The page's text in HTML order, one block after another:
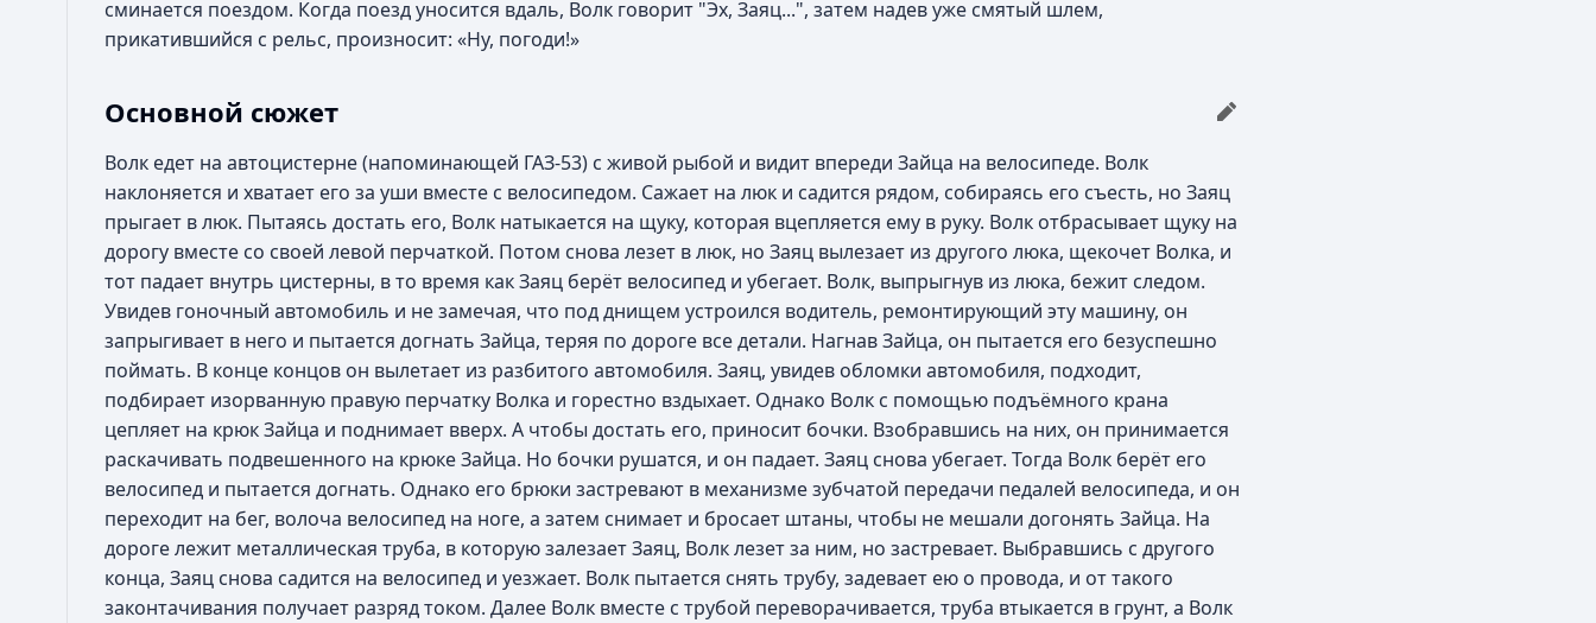
сминается поездом. Когда поезд уносится вдаль, Волк говорит "Эх, Заяц...", затем надев уже смятый шлем,
прикатившийся с рельс, произносит: «Ну, погоди!»
Основной сюжет
Волк едет на автоцистерне (напоминающей ГАЗ-53) с живой рыбой и видит впереди Зайца на велосипеде. Волк
наклоняется и хватает его за уши вместе с велосипедом. Сажает на люк и садится рядом, собираясь его съесть, но Заяц
прыгает в люк. Пытаясь достать его, Волк натыкается на щуку, которая вцепляется ему в руку. Волк отбрасывает щуку на
дорогу вместе со своей левой перчаткой. Потом снова лезет в люк, но Заяц вылезает из другого люка, щекочет Волка, и
тот падает внутрь цистерны, в то время как Заяц берёт велосипед и убегает. Волк, выпрыгнув из люка, бежит следом.
Увидев гоночный автомобиль и не замечая, что под днищем устроился водитель, ремонтирующий эту машину, он
запрыгивает в него и пытается догнать Зайца, теряя по дороге все детали. Нагнав Зайца, он пытается его безуспешно
поймать. В конце концов он вылетает из разбитого автомобиля. Заяц, увидев обломки автомобиля, подходит,
подбирает изорванную правую перчатку Волка и горестно вздыхает. Однако Волк с помощью подъёмного крана
цепляет на крюк Зайца и поднимает вверх. А чтобы достать его, приносит бочки. Взобравшись на них, он принимается
раскачивать подвешенного на крюке Зайца. Но бочки рушатся, и он падает. Заяц снова убегает. Тогда Волк берёт его
велосипед и пытается догнать. Однако его брюки застревают в механизме зубчатой передачи педалей велосипеда, и он
переходит на бег, волоча велосипед на ноге, а затем снимает и бросает штаны, чтобы не мешали догонять Зайца. На
дороге лежит металлическая труба, в которую залезает Заяц, Волк лезет за ним, но застревает. Выбравшись с другого
конца, Заяц снова садится на велосипед и уезжает. Волк пытается снять трубу, задевает ею о провода, и от такого
законтачивания получает разряд током. Далее Волк вместе с трубой переворачивается, труба втыкается в грунт, а Волк